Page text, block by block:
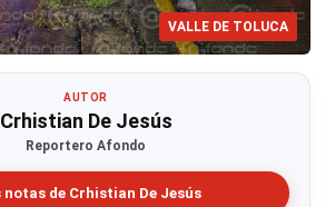
VALLE DE TOLUCA
AUTOR
Crhistian De Jesús
Reportero Afondo
notas de Crhistian De Jesús